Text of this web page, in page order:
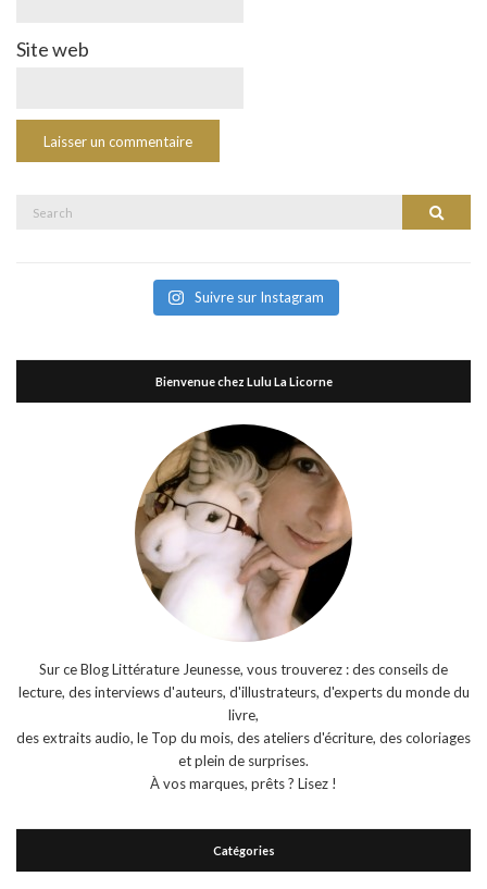
Site web
Search
Suivre sur Instagram
Bienvenue chez Lulu La Licorne
Sur ce Blog Littérature Jeunesse, vous trouverez : des conseils de
lecture, des interviews d'auteurs, d'illustrateurs, d'experts du monde du
livre,
des extraits audio, le Top du mois, des ateliers d'écriture, des coloriages
et plein de surprises.
À vos marques, prêts ? Lisez !
Catégories